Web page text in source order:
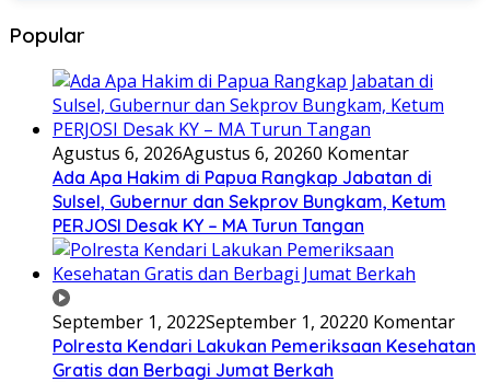
Popular
Agustus 6, 2026Agustus 6, 20260 Komentar
Ada Apa Hakim di Papua Rangkap Jabatan di
Sulsel, Gubernur dan Sekprov Bungkam, Ketum
PERJOSI Desak KY – MA Turun Tangan
September 1, 2022September 1, 20220 Komentar
Polresta Kendari Lakukan Pemeriksaan Kesehatan
Gratis dan Berbagi Jumat Berkah